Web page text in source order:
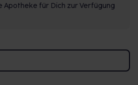
Apotheke für Dich zur Verfügung